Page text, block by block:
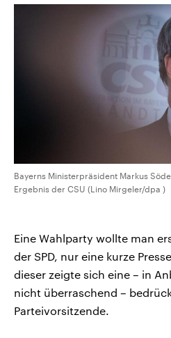
Bayerns Ministerpräsident Markus
Ergebnis der CSU (Lino Mirgeler/dpa )
Eine Wahlparty wollte man
der SPD, nur eine kurze
dieser zeigte sich eine – in
nicht überraschend –
Parteivorsitzende.